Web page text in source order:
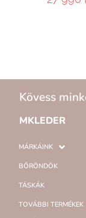
Kövess
MKLEDER
MÁRKÁINK
BŐRÖNDÖK
TÁSKÁK
TOVÁBBI TERMÉKEK